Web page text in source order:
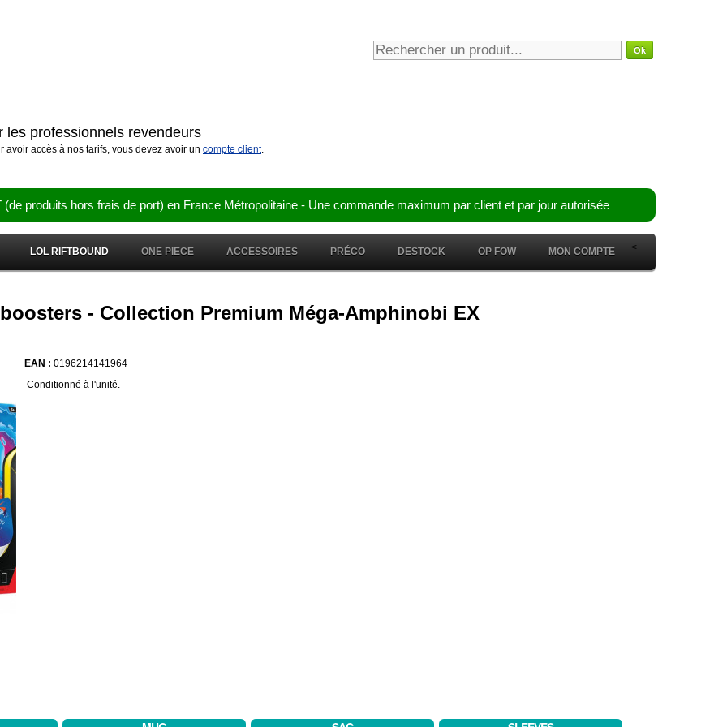
les professionnels revendeurs
avoir accès à nos tarifs, vous devez avoir un compte client.
produits hors frais de port) en France Métropolitaine - Une commande maximum par client et par jour autorisée
LOL RIFTBOUND ONE PIECE ACCESSOIRES PRÉCO <
DESTOCK OP FOW MON COMPTE
- Collection Premium Méga-Amphinobi EX
EAN : 0196214141964
Conditionné à l'unité.